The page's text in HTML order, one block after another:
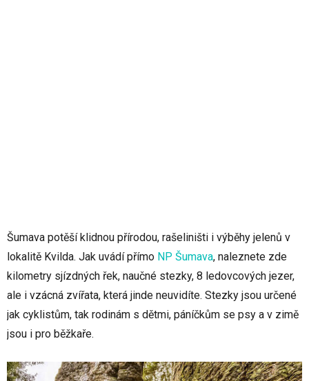
Šumava potěší klidnou přírodou, rašeliništi i výběhy jelenů v
lokalitě Kvilda. Jak uvádí přímo NP Šumava, naleznete zde
kilometry sjízdných řek, naučné stezky, 8 ledovcových jezer,
ale i vzácná zvířata, která jinde neuvidíte. Stezky jsou určené
jak cyklistům, tak rodinám s dětmi, páníčkům se psy a v zimě
jsou i pro běžkaře.